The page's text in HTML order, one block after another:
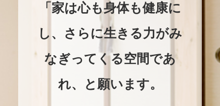
「家は心も身体も健康に
し、さらに生きる力がみ
なぎってくる空間であ
れ、と願います。